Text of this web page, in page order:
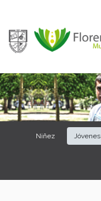
Niñez Jóvenes